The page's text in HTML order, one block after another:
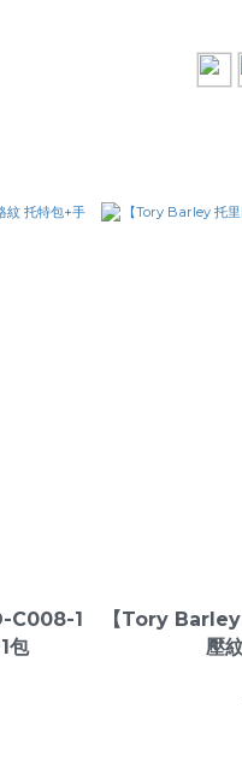
C008-1
包
【Tory
壓